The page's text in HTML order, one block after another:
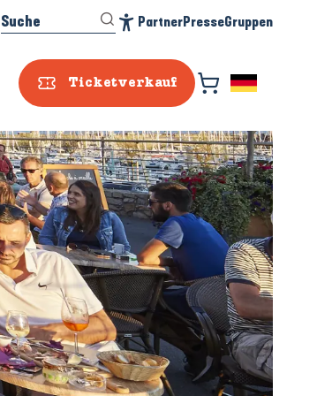
Ticketverkauf
Suche PartnerPresseGruppen